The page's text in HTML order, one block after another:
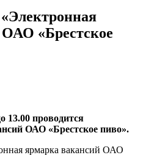
«Брестское
13.00 проводится
ОАО «Брестское пиво».